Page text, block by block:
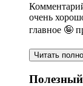
очень
главное 🤪
Читать